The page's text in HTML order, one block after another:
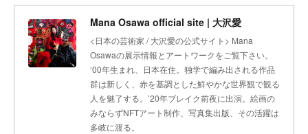
Mana Osawa official site | 大沢愛
<日本の芸術家 / 大沢愛の公式サイト> Mana
Osawaの展示情報とアートワークをご覧下さい。
‘00年生まれ、日本在住。独学で編み出される作品
群は新しく、赤を基調とした鮮やかな世界観で観る
人を魅了する。’20年ブレイク前夜に出演。絵画の
みならずNFTアート制作、写真集出版、その活躍は
多岐に渡る。